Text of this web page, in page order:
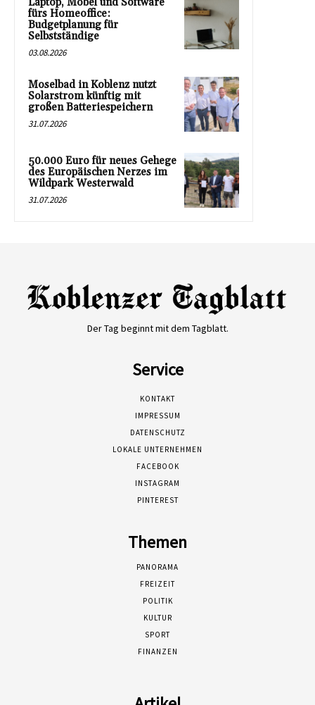
fürs Homeoffice:
Budgetplanung für
Selbstständige
03.08.2026
Moselbad in Koblenz nutzt
Solarstrom künftig mit
großen Batteriespeichern
31.07.2026
50.000 Euro für neues Gehege
des Europäischen Nerzes im
Wildpark Westerwald
31.07.2026
Der Tag beginnt mit dem Tagblatt.
Service
KONTAKT
IMPRESSUM
DATENSCHUTZ
LOKALE UNTERNEHMEN
FACEBOOK
INSTAGRAM
PINTEREST
Themen
PANORAMA
FREIZEIT
POLITIK
KULTUR
SPORT
FINANZEN